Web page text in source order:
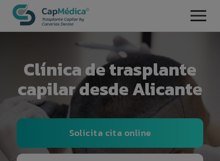
Clínica de trasplante
capilar desde Alicante
Solicita cita online